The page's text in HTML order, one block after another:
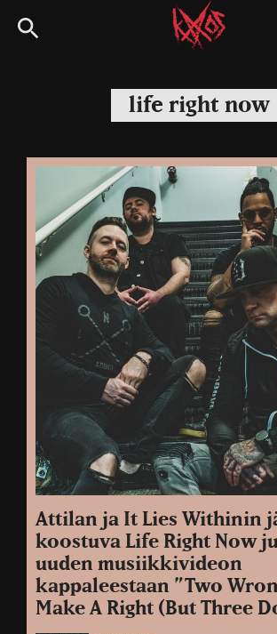
Siirry
suoraan
Kaaoszine
life right now
Attilan ja It Lies Withinin
koostuva Life Right Now
uuden musiikkivideon
kappaleestaan ”Two
Make A Right (But Three